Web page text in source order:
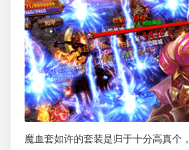
魔血套如许的套装是归于十分高真个